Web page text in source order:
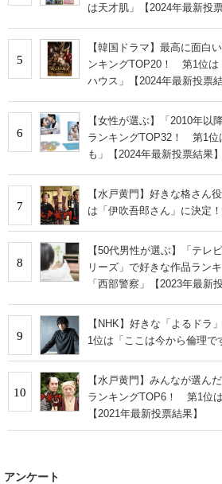
は天才肌」【2024年最新投票
5
【韓国ドラマ】最高に面白
ンキングTOP20！ 第1位は
ハウス」【2024年最新投票結
6
【女性が選ぶ】「2010年以
ランキングTOP32！ 第1位
も」【2024年最新投票結果】
7
【水戸黄門】好きな格さ
は「伊吹吾郎さん」に決定
8
【50代男性が選ぶ】「テレ
リーズ」で好きな作品ラン
「西部警察」【2023年最新
9
【NHK】好きな「よるド
1位は「ここは今から倫理で
10
【水戸黄門】みんなが選ん
ランキングTOP6！ 第1位
【2021年最新投票結果】
アンケート